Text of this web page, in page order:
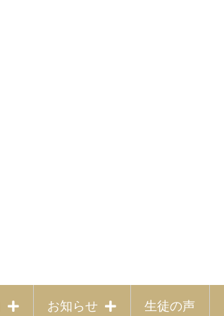
お知らせ 生徒の声